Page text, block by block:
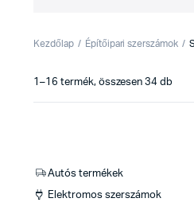
Kezdőlap Építőipari szerszámok
1–16 termék, összesen 34 db
Autós termékek
Elektromos szerszámok